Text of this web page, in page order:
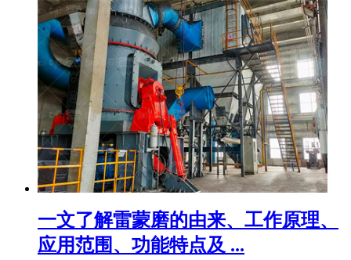
一文了解雷蒙磨的由来、工作原理、
应用范围、功能特点及 ...